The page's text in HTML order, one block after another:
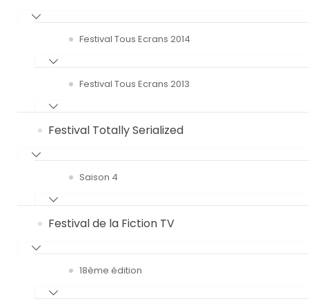
Festival Tous Ecrans 2014
Festival Tous Ecrans 2013
Festival Totally Serialized
Saison 4
Festival de la Fiction TV
18ème édition